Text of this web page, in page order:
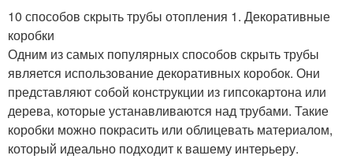
10 способов скрыть трубы отопления 1. Декоративные
коробки
Одним из самых популярных способов скрыть трубы
является использование декоративных коробок. Они
представляют собой конструкции из гипсокартона или
дерева, которые устанавливаются над трубами. Такие
коробки можно покрасить или облицевать материалом,
который идеально подходит к вашему интерьеру.